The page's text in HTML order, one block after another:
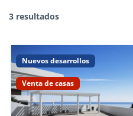
3 resultados
Nuevos desarrollos
Venta de casas